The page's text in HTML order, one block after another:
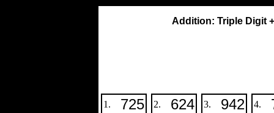
Addition: Triple Digit
1.
725
2.
624
3.
942
4.